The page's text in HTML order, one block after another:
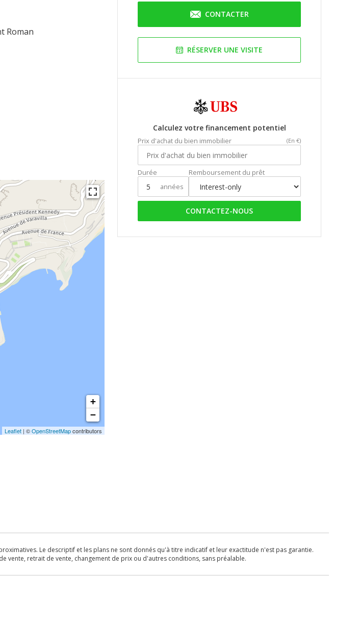
CONTACTER
RÉSERVER UNE VISITE
Calculez votre financement potentiel
Prix d'achat du bien immobilier (En €)
Durée
années
Remboursement du prêt
CONTACTEZ-NOUS
Roman
+
−
Leaflet | ©OpenStreetMapcontributors
Le descriptif et les plans ne sont donnés qu'à titre indicatif et leur exactitude n'est pas garantie.
vente, retrait de vente, changement de prix ou d'autres conditions, sans préalable.